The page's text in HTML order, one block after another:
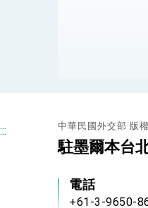
外
外
卓
外交
外
民
::: 中華民國外交部 版
駐墨爾本台
電話
+61-3-9650-